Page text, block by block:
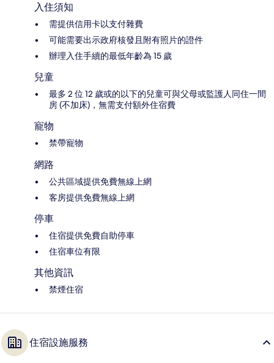
入住須知
需提供信用卡以支付雜費
可能需要出示政府核發且附有照片的證件
辦理入住手續的最低年齡為 15 歲
兒童
最多 2 位 12 歲或的以下的兒童可與父母或監護人同住一間
房 (不加床)，無需支付額外住宿費
寵物
禁帶寵物
網路
公共區域提供免費無線上網
客房提供免費無線上網
停車
住宿提供免費自助停車
住宿車位有限
其他資訊
禁煙住宿
住宿設施服務